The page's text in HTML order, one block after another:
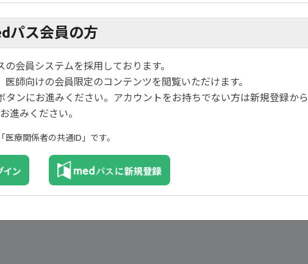
パス会員の方
会員システムを採用しております。
師向けの会員限定のコンテンツを閲覧いただけます。
タンにお進みください。アカウントをお持ちでない方は新規登録から
お進みください。
療関係者の共通ID」です。